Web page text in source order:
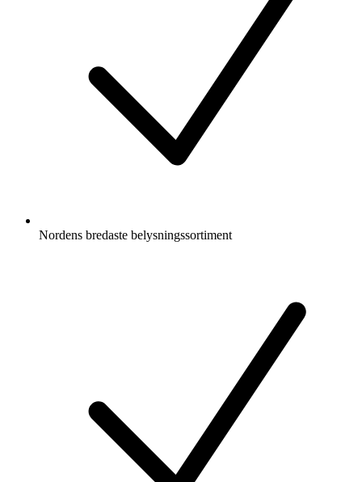
Nordens bredaste belysningssortiment